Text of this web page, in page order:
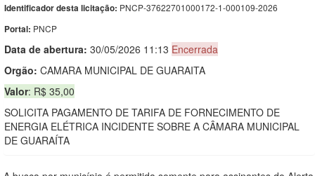
Identificador desta licitação: PNCP-37622701000172-1-000109-2026
Portal: PNCP
Data de abertura: 30/05/2026 11:13 Encerrada
Orgão: CAMARA MUNICIPAL DE GUARAITA
Valor: R$ 35,00
SOLICITA PAGAMENTO DE TARIFA DE FORNECIMENTO DE
ENERGIA ELÉTRICA INCIDENTE SOBRE A CÂMARA MUNICIPAL
DE GUARAÍTA